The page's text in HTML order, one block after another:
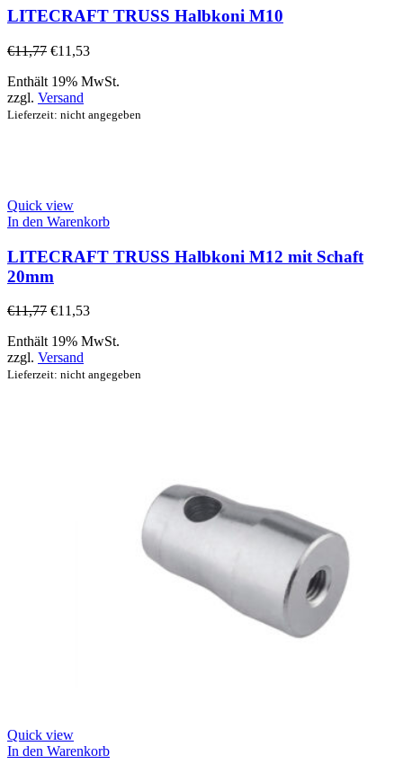
LITECRAFT TRUSS Halbkoni M10
€11,77 €11,53
Enthält 19% MwSt.
zzgl. Versand
Lieferzeit: nicht angegeben
Quick view
In den Warenkorb
LITECRAFT TRUSS Halbkoni M12 mit Schaft
20mm
€11,77 €11,53
Enthält 19% MwSt.
zzgl. Versand
Lieferzeit: nicht angegeben
Quick view
In den Warenkorb